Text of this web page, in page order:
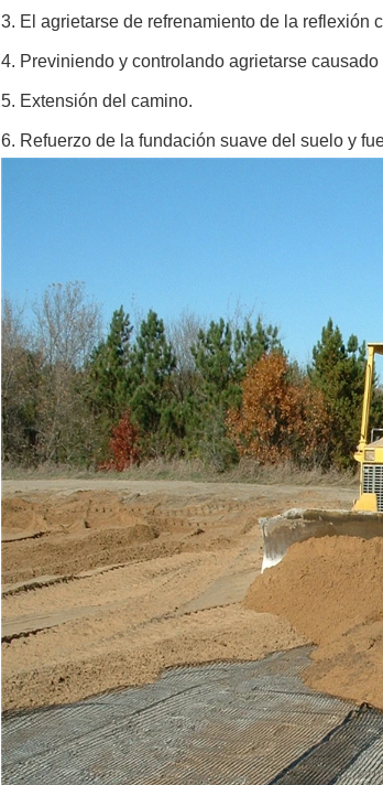
3. El agrietarse de refrenamiento de la reflexión
4. Previniendo y controlando agrietarse
5. Extensión del camino.
6. Refuerzo de la fundación suave del suelo y